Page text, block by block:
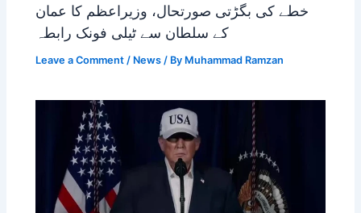
خطے کی بگڑتی صورتحال، وزیراعظم کا عمان
کے سلطان سے ٹیلی فونک رابطہ
Leave a Comment / News / By Muhammad Ramzan